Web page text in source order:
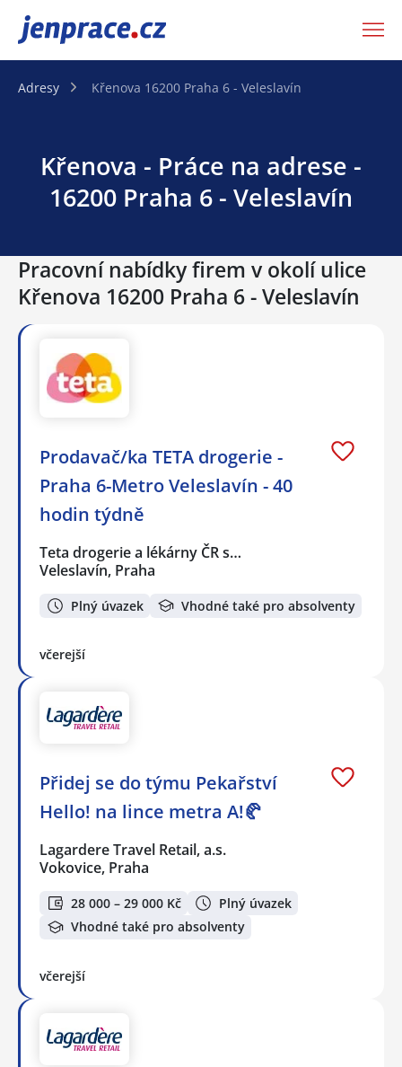
JenPráce.cz
Adresy Křenova 16200 Praha 6 - Veleslavín
Křenova - Práce na adrese -
16200 Praha 6 - Veleslavín
Pracovní nabídky firem v okolí ulice
Křenova 16200 Praha 6 - Veleslavín
Prodavač/ka TETA drogerie -
Praha 6-Metro Veleslavín - 40
hodin týdně
Teta drogerie a lékárny ČR s…
Veleslavín, Praha
Plný úvazek Vhodné také pro absolventy
včerejší
Přidej se do týmu Pekařství
Hello! na lince metra A!🥐
Lagardere Travel Retail, a.s.
Vokovice, Praha
28 000 – 29 000 Kč
Plný úvazek
Vhodné také pro absolventy
včerejší